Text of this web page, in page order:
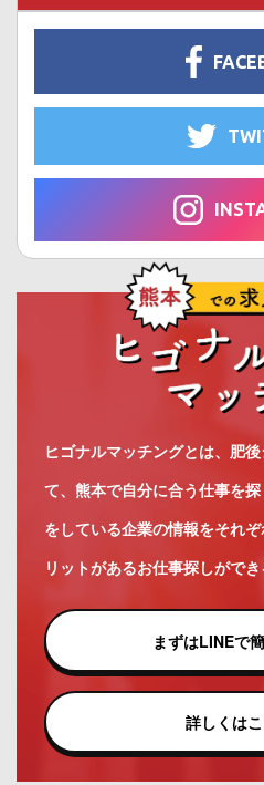
ヒゴナルマッチングとは、肥
て、熊本で自分に合う仕事を
をしている企業の情報をそれ
リットがあるお仕事探しがで
まずはLINEで
詳しくは